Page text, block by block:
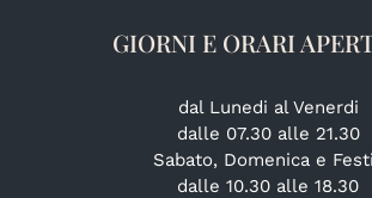
GIORNI E ORARI
dal Lunedi al Venerdi
dalle 07.30 alle 21.30
Sabato, Domenica e
dalle 10.30 alle 18.30